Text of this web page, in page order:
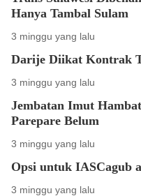
Hanya Tambal Sulam
3 minggu yang lalu
Darije Diikat Kontrak
3 minggu yang lalu
Jembatan Imut
Parepare Belum
3 minggu yang lalu
Opsi untuk IASCagub
3 minggu yang lalu